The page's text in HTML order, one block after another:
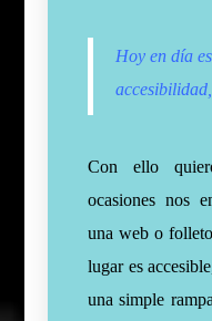
Hoy en día
Con ello
ocasiones nos
una web o
lugar es
una simple